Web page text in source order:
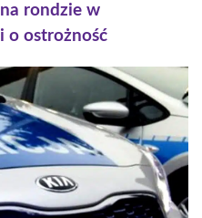
rondzie w
o ostrożność